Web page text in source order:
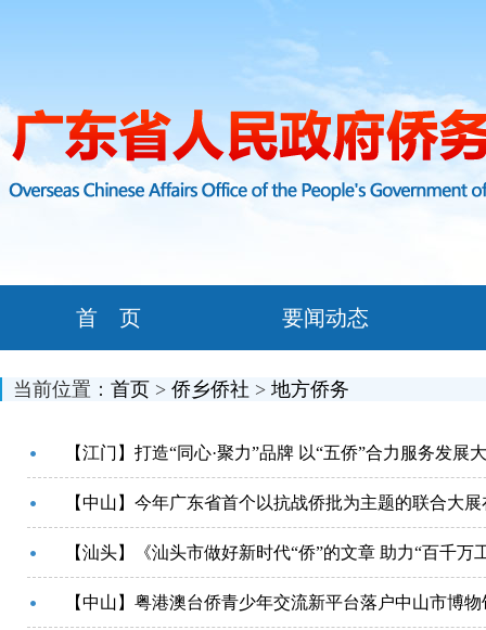
首 页 要闻动态
当前位置： 首页 > 侨乡侨社 > 地方侨务
【江门】打造“同心·聚力”品牌 以“五侨”合力服务发展
【中山】今年广东省首个以抗战侨批为主题的联合大
【汕头】《汕头市做好新时代“侨”的文章 助力“百千
【中山】粤港澳台侨青少年交流新平台落户中山市博物